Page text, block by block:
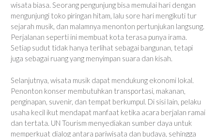
wisata biasa. Seorang pengunjung bisa memulai hari dengan
mengunjungi toko piringan hitam, lalu sore hari mengikuti tur
sejarah musik, dan malamnya menonton pertunjukan langsung.
Perjalanan seperti ini membuat kota terasa punya irama.
Setiap sudut tidak hanya terlihat sebagai bangunan, tetapi
juga sebagai ruang yang menyimpan suara dan kisah.
Selanjutnya, wisata musik dapat mendukung ekonomi lokal.
Penonton konser membutuhkan transportasi, makanan,
penginapan, suvenir, dan tempat berkumpul. Di sisi lain, pelaku
usaha kecil ikut mendapat manfaat ketika acara berjalan ramai
dan tertata. UN Tourism menyediakan sumber daya untuk
memperkuat dialog antara pariwisata dan budaya, sehingga